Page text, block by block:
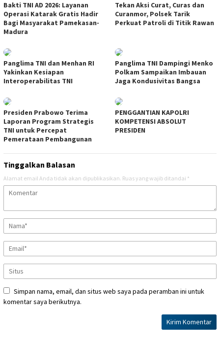
Bakti TNI AD 2026: Layanan
Operasi Katarak Gratis Hadir
Bagi Masyarakat Pamekasan-
Madura
Tekan Aksi Curat, Curas dan
Curanmor, Polsek Tarik
Perkuat Patroli di Titik Rawan
Panglima TNI dan Menhan RI
Yakinkan Kesiapan
Interoperabilitas TNI
Panglima TNI Dampingi Menko
Polkam Sampaikan Imbauan
Jaga Kondusivitas Bangsa
Presiden Prabowo Terima
Laporan Program Strategis
TNI untuk Percepat
Pemerataan Pembangunan
PENGGANTIAN KAPOLRI
KOMPETENSI ABSOLUT
PRESIDEN
Tinggalkan Balasan
Alamat email Anda tidak akan dipublikasikan. Ruas yang wajib ditandai *
Simpan nama, email, dan situs web saya pada peramban ini untuk
komentar saya berikutnya.